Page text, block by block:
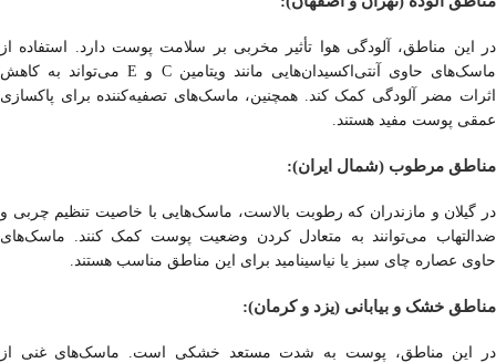
در این مناطق، آلودگی هوا تأثیر مخربی بر سلامت پوست دارد. استفاده از
ماسک‌های حاوی آنتی‌اکسیدان‌هایی مانند ویتامین C و E می‌تواند به کاهش
اثرات مضر آلودگی کمک کند. همچنین، ماسک‌های تصفیه‌کننده برای پاکسازی
عمقی پوست مفید هستند.
مناطق مرطوب (شمال ایران):
در گیلان و مازندران که رطوبت بالاست، ماسک‌هایی با خاصیت تنظیم چربی و
ضدالتهاب می‌توانند به متعادل کردن وضعیت پوست کمک کنند. ماسک‌های
حاوی عصاره چای سبز یا نیاسینامید برای این مناطق مناسب هستند.
مناطق خشک و بیابانی (یزد و کرمان):
در این مناطق، پوست به شدت مستعد خشکی است. ماسک‌های غنی از